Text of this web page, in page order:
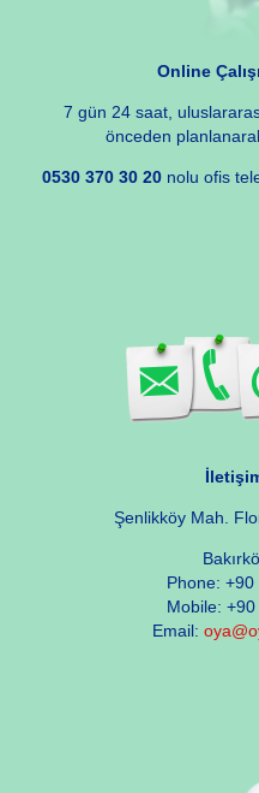
Online
7 gün 24 saat,
önceden
0530 370 30 20 nolu ofis
Şenlikköy Mah.
Phone:
Mobile:
Email: